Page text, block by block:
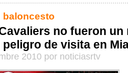
baloncesto
no fueron un
peligro de visita en
2010 por noticiasrtv